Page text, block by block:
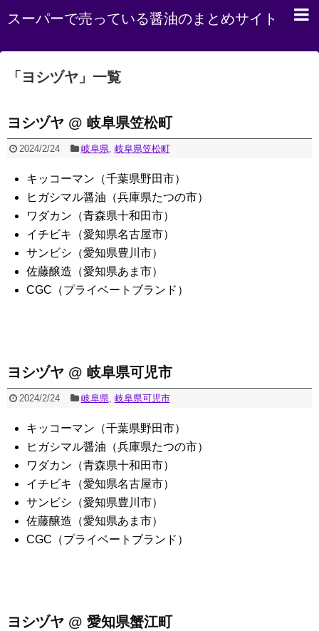
スーパーで売っている醤油のまとめサイト
「 ヨシヅヤ 」 一覧
ヨシヅヤ @ 岐阜県笠松町
2024/2/24 岐阜県, 岐阜県笠松町
キッコーマン（千葉県野田市）
ヒガシマル醤油（兵庫県たつの市）
ワダカン（青森県十和田市）
イチビキ（愛知県名古屋市）
サンビシ（愛知県豊川市）
佐藤醸造（愛知県あま市）
CGC（プライベートブランド）
ヨシヅヤ @ 岐阜県可児市
2024/2/24 岐阜県, 岐阜県可児市
キッコーマン（千葉県野田市）
ヒガシマル醤油（兵庫県たつの市）
ワダカン（青森県十和田市）
イチビキ（愛知県名古屋市）
サンビシ（愛知県豊川市）
佐藤醸造（愛知県あま市）
CGC（プライベートブランド）
ヨシヅヤ @ 愛知県蟹江町